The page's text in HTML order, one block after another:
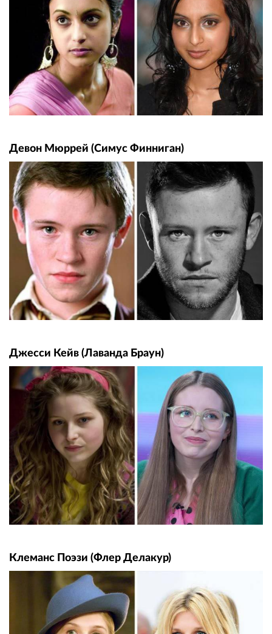
Девон Мюррей (Симус Финниган)
Джесси Кейв (Лаванда Браун)
Клеманс Поэзи (Флер Делакур)